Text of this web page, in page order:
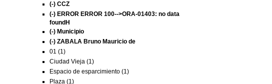
(-) CCZ
(-) ERROR ERROR 100-->ORA-01403: no data
foundH
(-) Municipio
(-) ZABALA Bruno Mauricio de
01 (1)
Ciudad Vieja (1)
Espacio de esparcimiento (1)
Plaza (1)